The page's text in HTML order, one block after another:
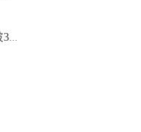
贵金属期货持续上攻 沪金主力合约升破300元整数关口